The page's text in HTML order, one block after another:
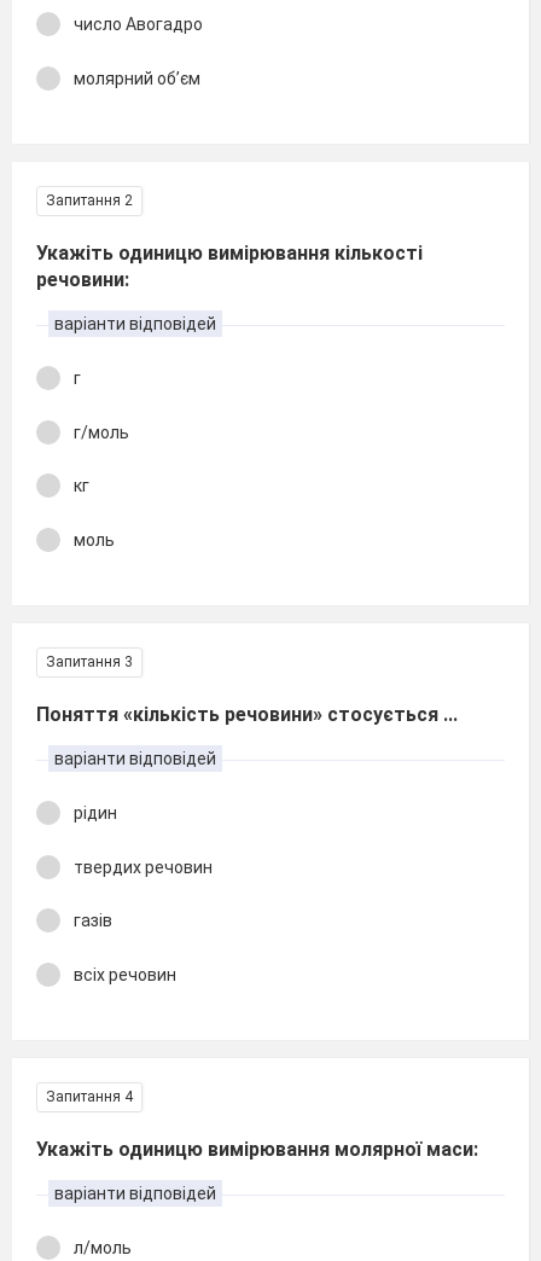
число Авогадро
молярний об’єм
Запитання 2
Укажіть одиницю вимірювання кількості
речовини:
варіанти відповідей
г
г/моль
кг
моль
Запитання 3
Поняття «кількість речовини» стосується ...
варіанти відповідей
рідин
твердих речовин
газів
всіх речовин
Запитання 4
Укажіть одиницю вимірювання молярної маси:
варіанти відповідей
л/моль